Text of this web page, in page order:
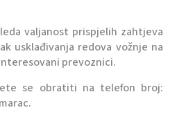
valjanost prispjelih zahtjeva
usklađivanja redova vožnje na
prevoznici.
se obratiti na telefon broj: